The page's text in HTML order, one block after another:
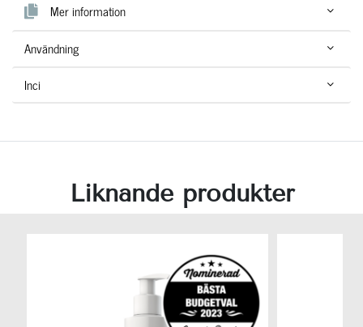
Mer information
Användning
Inci
Liknande produkter